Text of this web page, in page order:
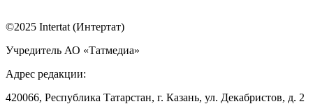
©2025 Intertat (Интертат)
Учредитель АО «Татмедиа»
Адрес редакции:
420066, Республика Татарстан, г. Казань, ул. Декабристов, д. 2